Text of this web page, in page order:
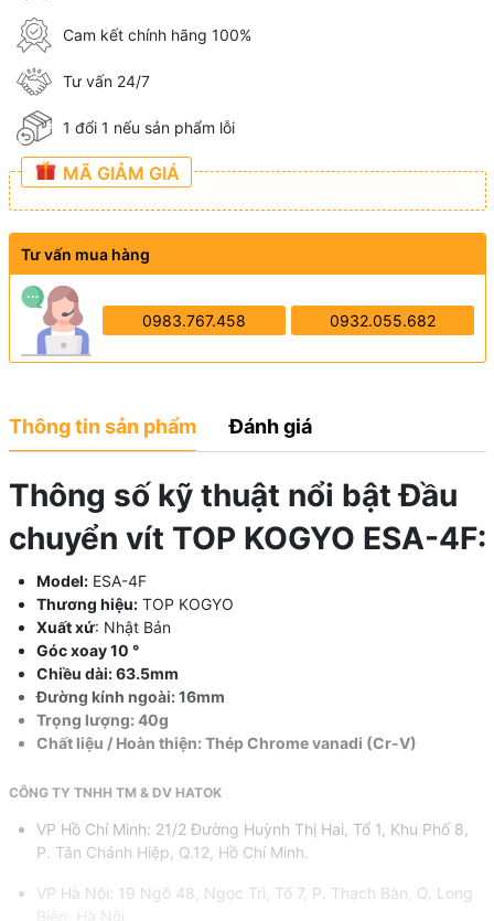
Cam kết chính hãng 100%
Tư vấn 24/7
1 đổi 1 nếu sản phẩm lỗi
MÃ GIẢM GIÁ
Tư vấn mua hàng
0983.767.458 0932.055.682
Thông tin sản phẩm Đánh giá
Thông số kỹ thuật nổi bật Đầu
chuyển vít TOP KOGYO ESA-4F:
Model:ESA-4F
Thương hiệu:TOP KOGYO
Xuất xứ: Nhật Bản
Góc xoay 10 °
Chiều dài: 63.5mm
Đường kính ngoài: 16mm
Trọng lượng: 40g
Chất liệu / Hoàn thiện: Thép Chrome vanadi (Cr-V)
CÔNG TY TNHH TM & DV HATOK
VP Hồ Chí Minh: 21/2 Đường Huỳnh Thị Hai, Tổ 1, Khu Phố 8,
P. Tân Chánh Hiệp, Q.12, Hồ Chí Minh.
VP Hà Nội: 19 Ngõ 48, Ngọc Trì, Tổ 7, P. Thạch Bàn, Q. Long
Biên, Hà Nội.